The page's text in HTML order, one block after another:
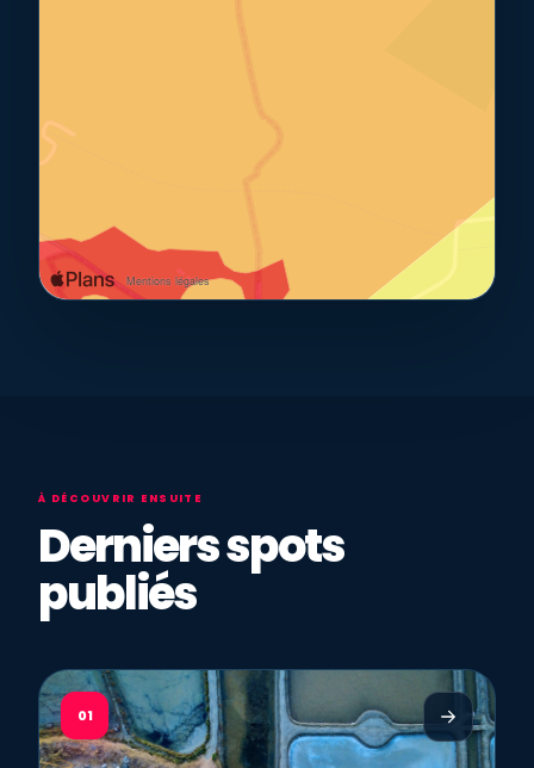
À DÉCOUVRIR ENSUITE
Derniers spots
publiés
01